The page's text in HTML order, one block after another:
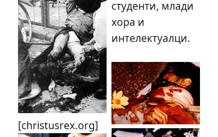
[christusrex.org]
студенти, млади
хора и
интелектуалци.